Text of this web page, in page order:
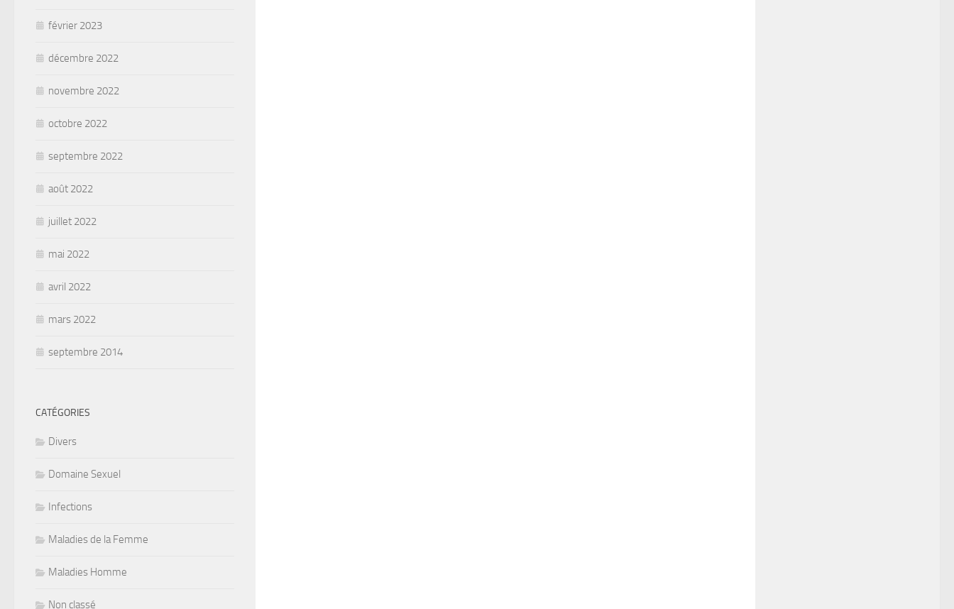
février 2023
décembre 2022
novembre 2022
octobre 2022
septembre 2022
août 2022
juillet 2022
mai 2022
avril 2022
mars 2022
septembre 2014
CATÉGORIES
Divers
Domaine Sexuel
Infections
Maladies de la Femme
Maladies Homme
Non classé